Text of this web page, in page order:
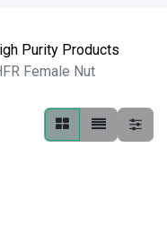
Purity Products
Female Nut